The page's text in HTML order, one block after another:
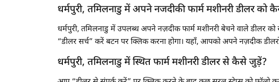
धर्मपुरी, तमिलनाडु में अपने नजदीकी फार्म मशीनरी डीलर को
धर्मपुरी, तमिलनाडु में उपलब्ध अपने नज़दीक फार्म मशीनरी बेचने वाले डीलर
“डीलर सर्च” करें बटन पर क्लिक करना होगा। यहाँ, आपको अपने नज़दीक
धर्मपुरी, तमिलनाडु में स्थित फार्म मशीनरी डीलर से कैसे जुड़ें?